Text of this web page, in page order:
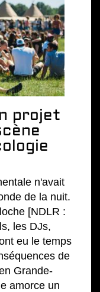
projet
n'avait
de la nuit.
[NDLR :
les DJs,
eu le temps
de
Grande-
amorce un